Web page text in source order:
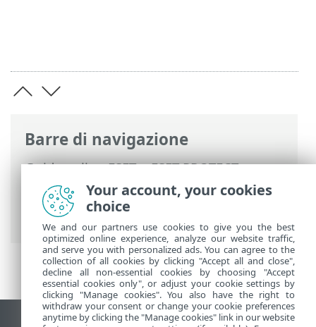
Barre di navigazione
Guida online ESET>ESET PROTECT>
Utilizzo di ESET PROTECT >ESET PROTECT
Menu principale> Attività >
server> Rinomina computer
Your account, your cookies
choice
We and our partners use cookies to give you the best
optimized online experience, analyze our website traffic,
and serve you with personalized ads. You can agree to the
collection of all cookies by clicking "Accept all and close",
decline all non-essential cookies by choosing "Accept
essential cookies only", or adjust your cookie settings by
clicking "Manage cookies". You also have the right to
withdraw your consent or change your cookie preferences
anytime by clicking the "Manage cookies" link in our website